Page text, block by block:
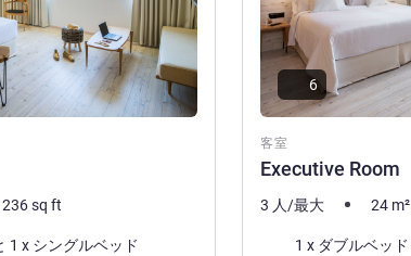
236sq ft
1 x ダブルベッド と 1 x シングルベッド
客室
Executive Room
6
3 人/最大 24 m²